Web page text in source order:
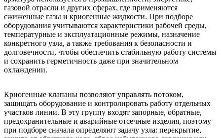
Криогенные клапаны позволяют управлять потоком,
защищать оборудование и контролировать работу отдельных
участков линии. В эту группу входят запорные, обратные,
предохранительные и аварийные отсечные изделия, поэтому
при подборе сначала определяют задачу узла: перекрытие,
газовой отрасли и других сферах, где применяются
сжиженные газы и криогенные жидкости. При подборе
оборудования учитываются характеристики рабочей среды,
температурные и эксплуатационные режимы, назначение
конкретного узла, а также требования к безопасности и
долговечности, чтобы обеспечить стабильную работу системы
и сохранить герметичность даже при значительном
охлаждении.